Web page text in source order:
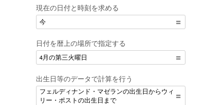
現在の日付と時刻を求める
今
日付を暦上の場所で指定する
4月の第三火曜日
出生日等のデータで計算を行う
フェルディナンド・マゼランの出生日からウィ
リー・ポストの出生日まで